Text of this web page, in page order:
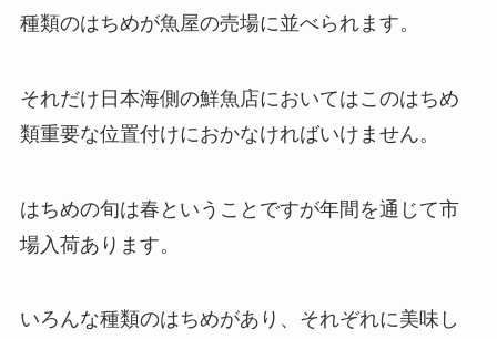
種類のはちめが魚屋の売場に並べられます。
それだけ日本海側の鮮魚店においてはこのはちめ
類重要な位置付けにおかなければいけません。
はちめの旬は春ということですが年間を通じて市
場入荷あります。
いろんな種類のはちめがあり、それぞれに美味し